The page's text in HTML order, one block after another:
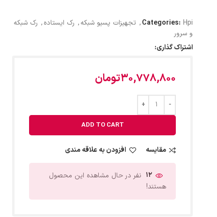
Categories: Hpi
, تجهیزات پسیو شبکه, رک ایستاده, رک شبکه
و سرور
اشتراک گذاری:
30,778,800تومان
ADD TO CART
مقایسه افزودن به علاقه مندی
12 نفر در حال مشاهده این محصول
هستند!